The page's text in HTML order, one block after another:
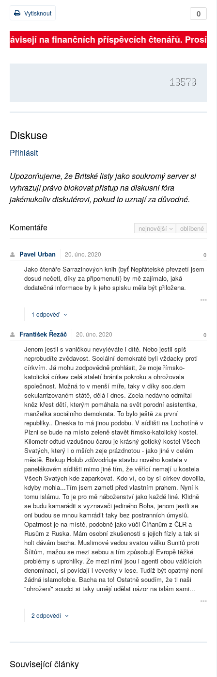
0
Vytisknout
na finančních příspěvcích čtenářů.
13570
Diskuse
Přihlásit
Upozorňujeme, že Britské listy jako soukromý server si
vyhrazují právo blokovat přístup na diskusní fóra
jakémukoliv diskutérovi, pokud to uznají za důvodné.
nejnovější oblíbené
Komentáře
Pavel Urban 20. úno. 2020 0
Jako čtenáře Sarrazinových knih (byť Nepřátelské převzetí jsem
dosud nečetl, díky za připomenutí) by mě zajímalo, jaká
dodatečná informace by k jeho spisku měla být přiložena.
1 odpověď
František Řezáč 20. úno. 2020 0
Jenom jestli s vaničkou nevyléváte i dítě. Nebo jestli spíš
neprobudíte zvědavost. Sociální demokraté byli vždacky proti
církvím. Já mohu zodpovědně prohlásit, že moje římsko-
katolická církev celá staletí bránila pokroku a ohrožovala
společnost. Možná to v menší míře, taky v díky soc.dem
sekularrizovaném státě, dělá i dnes. Zcela nedávno odmítal
kněz křest dětí, kterým pomáhala na svět porodní asistentka,
manželka sociálního demokrata. To bylo ještě za první
republiky.. Dneska to má jinou podobu. V sídlišti na Lochotíně v
Plzni se bude na místo zeleně stavět římsko-katolický kostel.
Kilometr odtud vzdušnou čarou je krásný gotický kostel Všech
Svatých, který i o mších zeje prázdnotou - jako jiné v celém
městě. Biskup Holub zdůvodńuje stavbu nového kostela v
panelákovém sídlišti mimo jiné tím, že věřící nemají u kostela
Všech Svatých kde zaparkovat. Kdo ví, co by si církev dovolila,
kdyby mohla...Tím jsem zametl před vlastním prahem. Nyní k
tomu islámu. To je pro mě náboženství jako každé liné. Klidně
se budu kamarádit s vyznavači jediného Boha, jenom jestli se
oni budou se mnou kamrádit taky bez postranních úmyslů.
Opatrnost je na místě, podobně jako vůči Číňanům z ČLR a
Rusům z Ruska. Mám osobní zkušenosti s jejich fízly a tak si
holt dávám bacha. Muslimové vedou svatou válku Sunitů proti
Šíitům, mažou se mezi sebou a tím způsobují Evropě těžké
problémy s uprchlíky. Že mezi nimi jsou i agenti obou válčících
denominací, si povídají i veverky v lese. Tudíž být opatrný není
žádná islamofobie. Bacha na to! Ostatně soudím, že ti naši
"ohrožení" soudci si taky umějí udělat názor na islám sami...
2 odpovědi
Související články